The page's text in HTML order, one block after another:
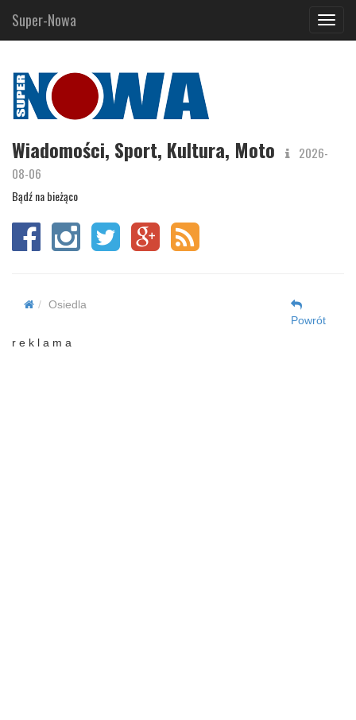
Super-Nowa
Wiadomości, Sport, Kultura, Moto
2026-
08-06
Bądź na bieżąco
Osiedla
Powrót
r e k l a m a